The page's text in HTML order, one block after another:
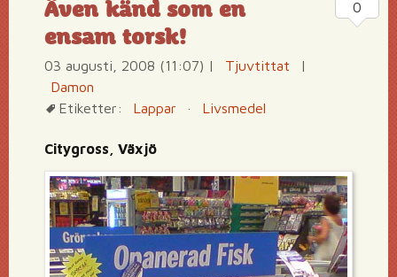
Även känd som en
ensam torsk!
03 augusti, 2008 (11:07) | Tjuvtittat
|
Damon
Etiketter:
Lappar · Livsmedel
Citygross, Växjö
0